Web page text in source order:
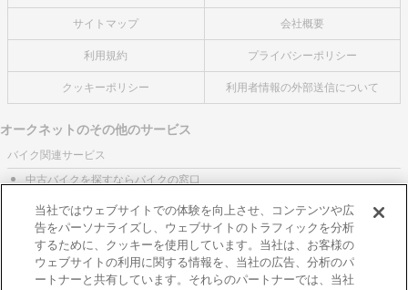
サイトマップ 会社概要
利用規約 プライバシーポリシー
クッキーポリシー 利用者情報の外部送信について
オークネットのその他のサービス
バイク関連サービス
中古バイクを探すならバイクの窓口
レンタルバイクに乗るならモトオークレンタルバイク
ブランド関連サービス
ブランド品の買取はギャラリーレア
東京都公安委員会許可 第301001105434号
当社ではウェブサイトでの体験を向上させ、コンテンツや広
告をパーソナライズし、ウェブサイトのトラフィックを分析
するために、クッキーを使用しています。当社は、お客様の
ウェブサイトの利用に関する情報を、当社の広告、分析のパ
ートナーと共有しています。それらのパートナーでは、当社